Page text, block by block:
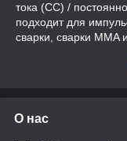
тока (СС) /
подходит для
сварки, сварки
соответствующую
трех конфигураций
О нас